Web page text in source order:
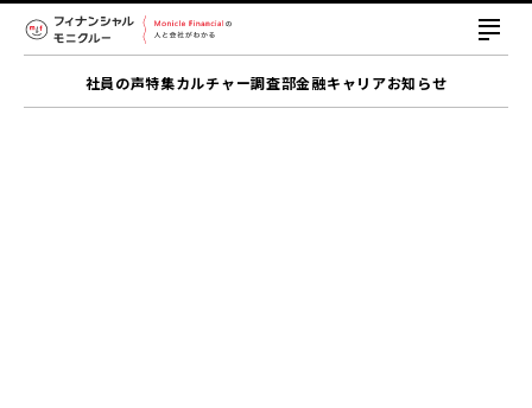
社員の声特集カルチャー調査部金融キャリアお知らせ